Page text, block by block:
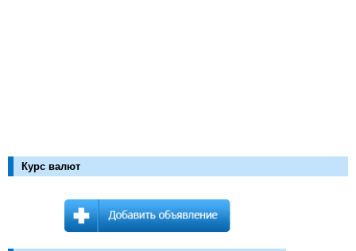
Курс валют